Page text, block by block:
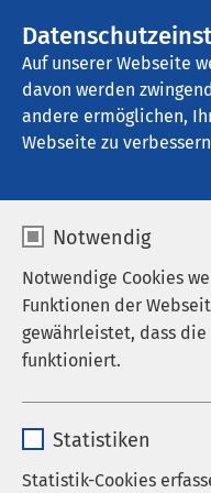
Auf unserer Webseite
davon werden
andere ermöglichen,
Webseite zu
Notwendig
Notwendige Cookies
Funktionen der
gewährleistet, dass
funktioniert.
Anbieter sgalinski
Statistiken
Statistik-Cookies
AMEOS Klinikum Preetz
Impressum
AMEOS
D-23730 Neustadt in
Fax: +49 4561 611 4315